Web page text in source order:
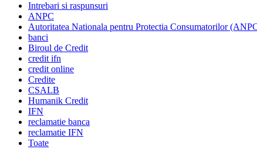
Intrebari si raspunsuri
ANPC
Autoritatea Nationala pentru Protectia Consumatorilor
banci
Biroul de Credit
credit ifn
credit online
Credite
CSALB
Humanik Credit
IFN
reclamatie banca
reclamatie IFN
Toate